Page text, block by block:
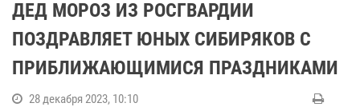
ДЕД МОРОЗ ИЗ РОСГВАРДИИ
ПОЗДРАВЛЯЕТ ЮНЫХ СИБИРЯКОВ С
ПРИБЛИЖАЮЩИМИСЯ ПРАЗДНИКАМИ
28 декабря 2023, 10:10